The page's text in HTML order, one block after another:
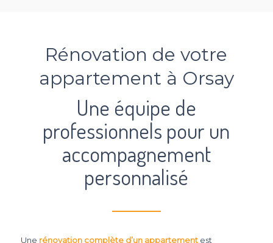
Rénovation de votre
appartement à Orsay
Une équipe de
professionnels pour un
accompagnement
personnalisé
Une rénovation complète d’un appartementest